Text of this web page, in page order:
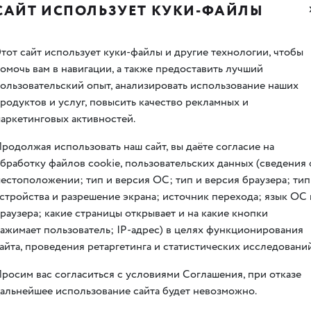
время, чтобы ответить на самый сложный вопрос: как
музея на Тверской позволит зрителям глубоко
«Рампа» ГБОУ Школа «Марьино»
взрослым по билетам в музей
ИСПОЛЬЗУЕТ КУКИ-ФАЙЛЫ
сайт использует куки-файлы и другие технологии, чтобы
вам в навигации, а также предоставить лучший
опыт, анализировать использование наших
и услуг, повысить качество рекламных и
активностей.
использовать наш сайт, вы даёте согласие на
файлов cookie, пользовательских данных (сведения
тип и версия ОС; тип и версия браузера; тип
и разрешение экрана; источник перехода; язык ОС
какие страницы открывает и на какие кнопки
пользователь; IP-адрес) в целях функционирования
проведения ретаргетинга и статистических
вас согласиться с условиями Соглашения, при отказе
использование сайта будет невозможно.